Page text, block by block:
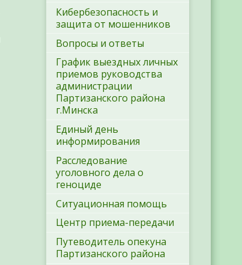
Кибербезопасность и
защита от мошенников
Вопросы и ответы
График выездных личных
приемов руководства
администрации
Партизанского района
г.Минска
Единый день
информирования
Расследование
уголовного дела о
геноциде
Ситуационная помощь
Центр приема-передачи
Путеводитель опекуна
Партизанского района